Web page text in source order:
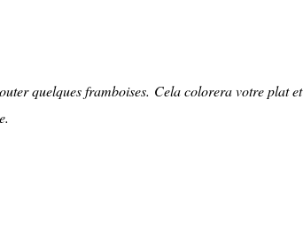
quelques framboises. Cela colorera votre plat et